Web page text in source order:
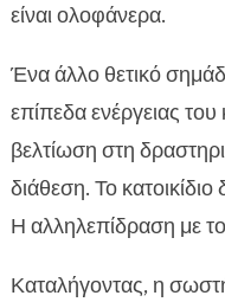
είναι ολοφάνερα.
Ένα άλλο θετικό
επίπεδα ενέργειας του
βελτίωση στη
διάθεση. Το κατοικίδιο
Η αλληλεπίδραση με
Καταλήγοντας, η